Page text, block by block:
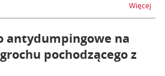
Więcej
antydumpingowe na
pochodzącego z